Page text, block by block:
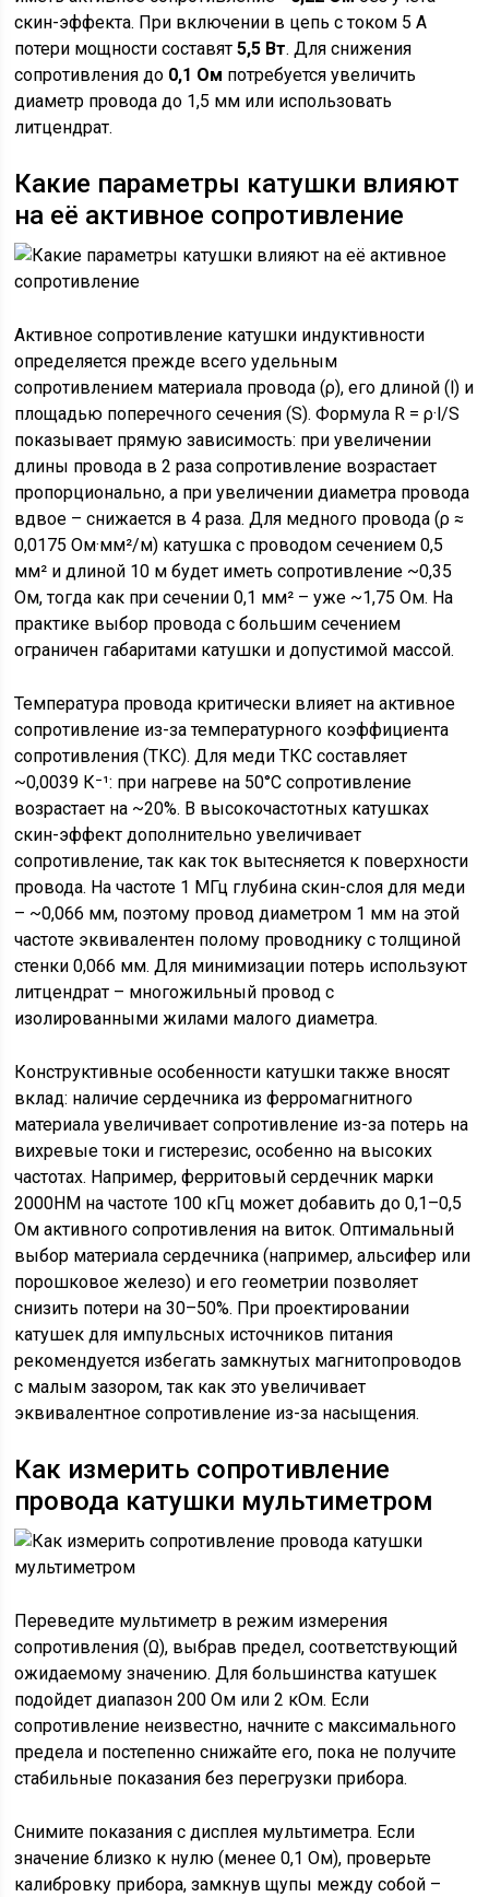
скин-эффекта. При включении в цепь с током 5 А
потери мощности составят5,5 Вт. Для снижения
сопротивления до 0,1 Ом потребуется увеличить
диаметр провода до 1,5 мм или использовать
литцендрат.
Какие параметры катушки влияют
на её активное сопротивление
Активное сопротивление катушки индуктивности
определяется прежде всего удельным
сопротивлением материала провода (ρ), его длиной (l) и
площадью поперечного сечения (S). Формула R = ρ·l/S
показывает прямую зависимость: при увеличении
длины провода в 2 раза сопротивление возрастает
пропорционально, а при увеличении диаметра провода
вдвое – снижается в 4 раза. Для медного провода (ρ ≈
0,0175 Ом·мм²/м) катушка с проводом сечением 0,5
мм² и длиной 10 м будет иметь сопротивление ~0,35
Ом, тогда как при сечении 0,1 мм² – уже ~1,75 Ом. На
практике выбор провода с большим сечением
ограничен габаритами катушки и допустимой массой.
Температура провода критически влияет на активное
сопротивление из-за температурного коэффициента
сопротивления (ТКС). Для меди ТКС составляет
~0,0039 К⁻¹: при нагреве на 50°C сопротивление
возрастает на ~20%. В высокочастотных катушках
скин-эффект дополнительно увеличивает
сопротивление, так как ток вытесняется к поверхности
провода. На частоте 1 МГц глубина скин-слоя для меди
– ~0,066 мм, поэтому провод диаметром 1 мм на этой
частоте эквивалентен полому проводнику с толщиной
стенки 0,066 мм. Для минимизации потерь используют
литцендрат – многожильный провод с
изолированными жилами малого диаметра.
Конструктивные особенности катушки также вносят
вклад: наличие сердечника из ферромагнитного
материала увеличивает сопротивление из-за потерь на
вихревые токи и гистерезис, особенно на высоких
частотах. Например, ферритовый сердечник марки
2000НМ на частоте 100 кГц может добавить до 0,1–0,5
Ом активного сопротивления на виток. Оптимальный
выбор материала сердечника (например, альсифер или
порошковое железо) и его геометрии позволяет
снизить потери на 30–50%. При проектировании
катушек для импульсных источников питания
рекомендуется избегать замкнутых магнитопроводов
с малым зазором, так как это увеличивает
эквивалентное сопротивление из-за насыщения.
Как измерить сопротивление
провода катушки мультиметром
Переведите мультиметр в режим измерения
сопротивления (Ω), выбрав предел, соответствующий
ожидаемому значению. Для большинства катушек
подойдет диапазон 200 Ом или 2 кОм. Если
сопротивление неизвестно, начните с максимального
предела и постепенно снижайте его, пока не получите
стабильные показания без перегрузки прибора.
Снимите показания с дисплея мультиметра. Если
значение близко к нулю (менее 0,1 Ом), проверьте
калибровку прибора, замкнув щупы между собой –